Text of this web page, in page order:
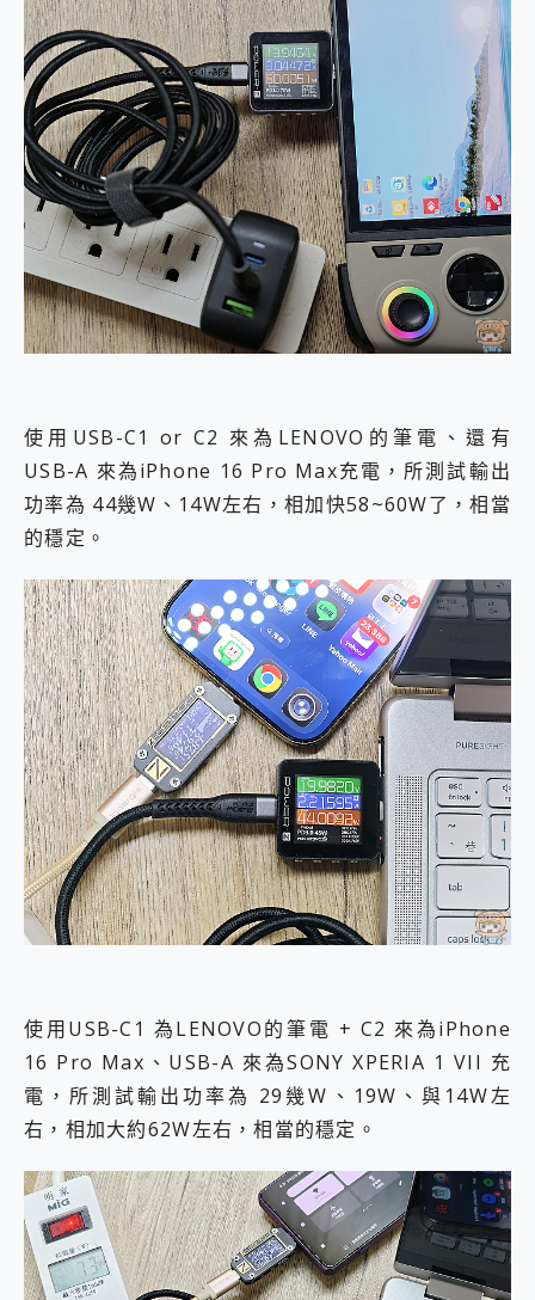
使用USB-C1 or C2 來為LENOVO的筆電、還有
USB-A 來為iPhone 16 Pro Max充電，所測試輸出
功率為 44幾W、14W左右，相加快58~60W了，相當
的穩定。
使用USB-C1 為LENOVO的筆電 + C2 來為iPhone
16 Pro Max、USB-A 來為SONY XPERIA 1 VII 充
電，所測試輸出功率為 29幾W、19W、與14W左
右，相加大約62W左右，相當的穩定。